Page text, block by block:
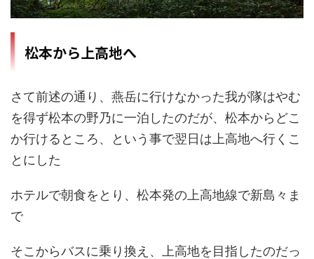
松本から上高地へ
さて前述の通り、燕岳に行けなかった我が隊はやむ
を得ず松本の野乃に一泊したのだが、松本からどこ
か行けるところ、という事で翌日は上高地へ行くこ
とにした
ホテルで朝食をとり、松本発の上高地線で新島々ま
で
そこからバスに乗り換え、上高地を目指したのだっ